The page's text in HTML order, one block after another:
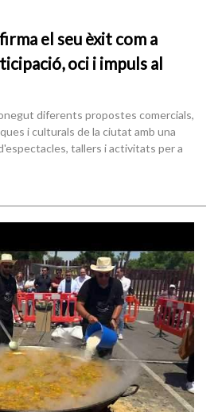
el seu èxit com a
oci i impuls al
diferents propostes comercials,
i culturals de la ciutat amb una
tallers i activitats per a